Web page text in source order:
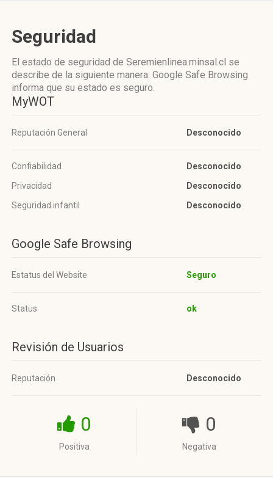
Seguridad
El estado de seguridad de Seremienlinea.minsal.cl se
describe de la siguiente manera: Google Safe Browsing
informa que su estado es seguro.
MyWOT
Reputación General Desconocido
Confiabilidad
Desconocido
Privacidad
Desconocido
Seguridad infantil
Desconocido
Google Safe Browsing
Estatus del Website Seguro
Status ok
Revisión de Usuarios
Reputación Desconocido
0
Positiva
0
Negativa